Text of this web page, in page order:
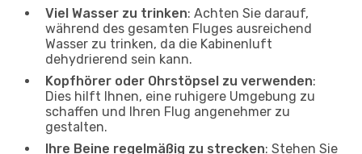
Viel Wasser zu trinken: Achten Sie darauf,
während des gesamten Fluges ausreichend
Wasser zu trinken, da die Kabinenluft
dehydrierend sein kann.
Kopfhörer oder Ohrstöpsel zu verwenden:
Dies hilft Ihnen, eine ruhigere Umgebung zu
schaffen und Ihren Flug angenehmer zu
gestalten.
Ihre Beine regelmäßig zu strecken: Stehen Sie